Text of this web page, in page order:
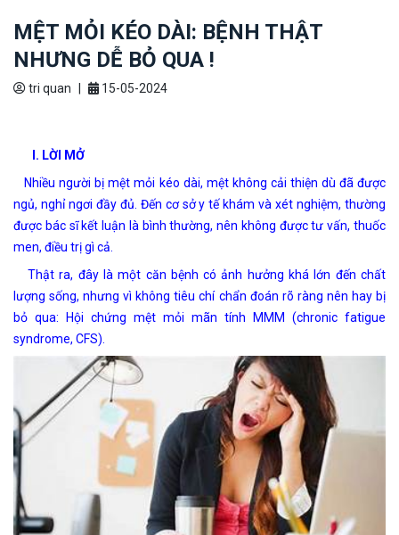
MỆT MỎI KÉO DÀI: BỆNH THẬT
NHƯNG DỄ BỎ QUA !
tri quan 15-05-2024
I. LỜI MỞ
Nhiều người bị mệt mỏi kéo dài, mệt không cải thiện dù đã được
ngủ, nghỉ ngơi đầy đủ. Đến cơ sở y tế khám và xét nghiệm, thường
được bác sĩ kết luận là bình thường, nên không được tư vấn, thuốc
men, điều trị gì cả.
Thật ra, đây là một căn bệnh có ảnh hưởng khá lớn đến chất
lượng sống, nhưng vì không tiêu chí chẩn đoán rõ ràng nên hay bị
bỏ qua: Hội chứng mệt mỏi mãn tính MMM (chronic fatigue
syndrome, CFS).